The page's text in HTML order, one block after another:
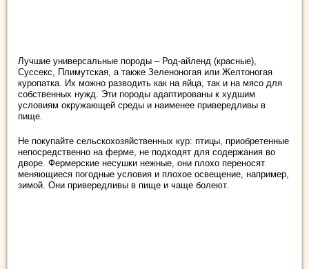
Лучшие универсальные породы – Род-айленд (красные),
Суссекс, Плимутская, а также Зеленоногая или Желтоногая
куропатка. Их можно разводить как на яйца, так и на мясо для
собственных нужд. Эти породы адаптированы к худшим
условиям окружающей среды и наименее привередливы в
пище.
Не покупайте сельскохозяйственных кур: птицы, приобретенные
непосредственно на ферме, не подходят для содержания во
дворе. Фермерские несушки нежные, они плохо переносят
меняющиеся погодные условия и плохое освещение, например,
зимой. Они привередливы в пище и чаще болеют.